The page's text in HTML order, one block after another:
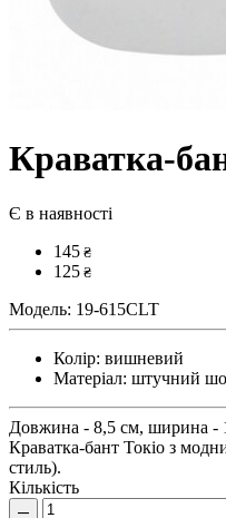
Краватка-
Є в наявності
145 ₴
125 ₴
Модель: 19-615CLT
Колір: вишневий
Матеріал: штучний
Довжина - 8,5 см, ширина -
Краватка-бант Токіо з
стиль).
Кількість